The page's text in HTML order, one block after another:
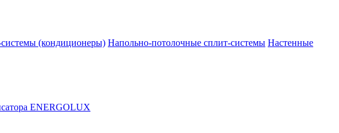
(кондиционеры) Напольно-потолочные сплит-системы Настенные
ENERGOLUX